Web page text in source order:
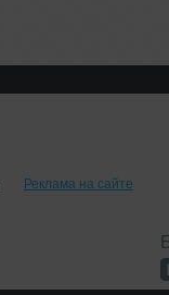
Реклама на сайте